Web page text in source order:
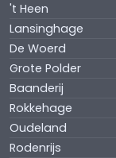
't Heen
Lansinghage
De Woerd
Grote Polder
Baanderij
Rokkehage
Oudeland
Rodenrijs